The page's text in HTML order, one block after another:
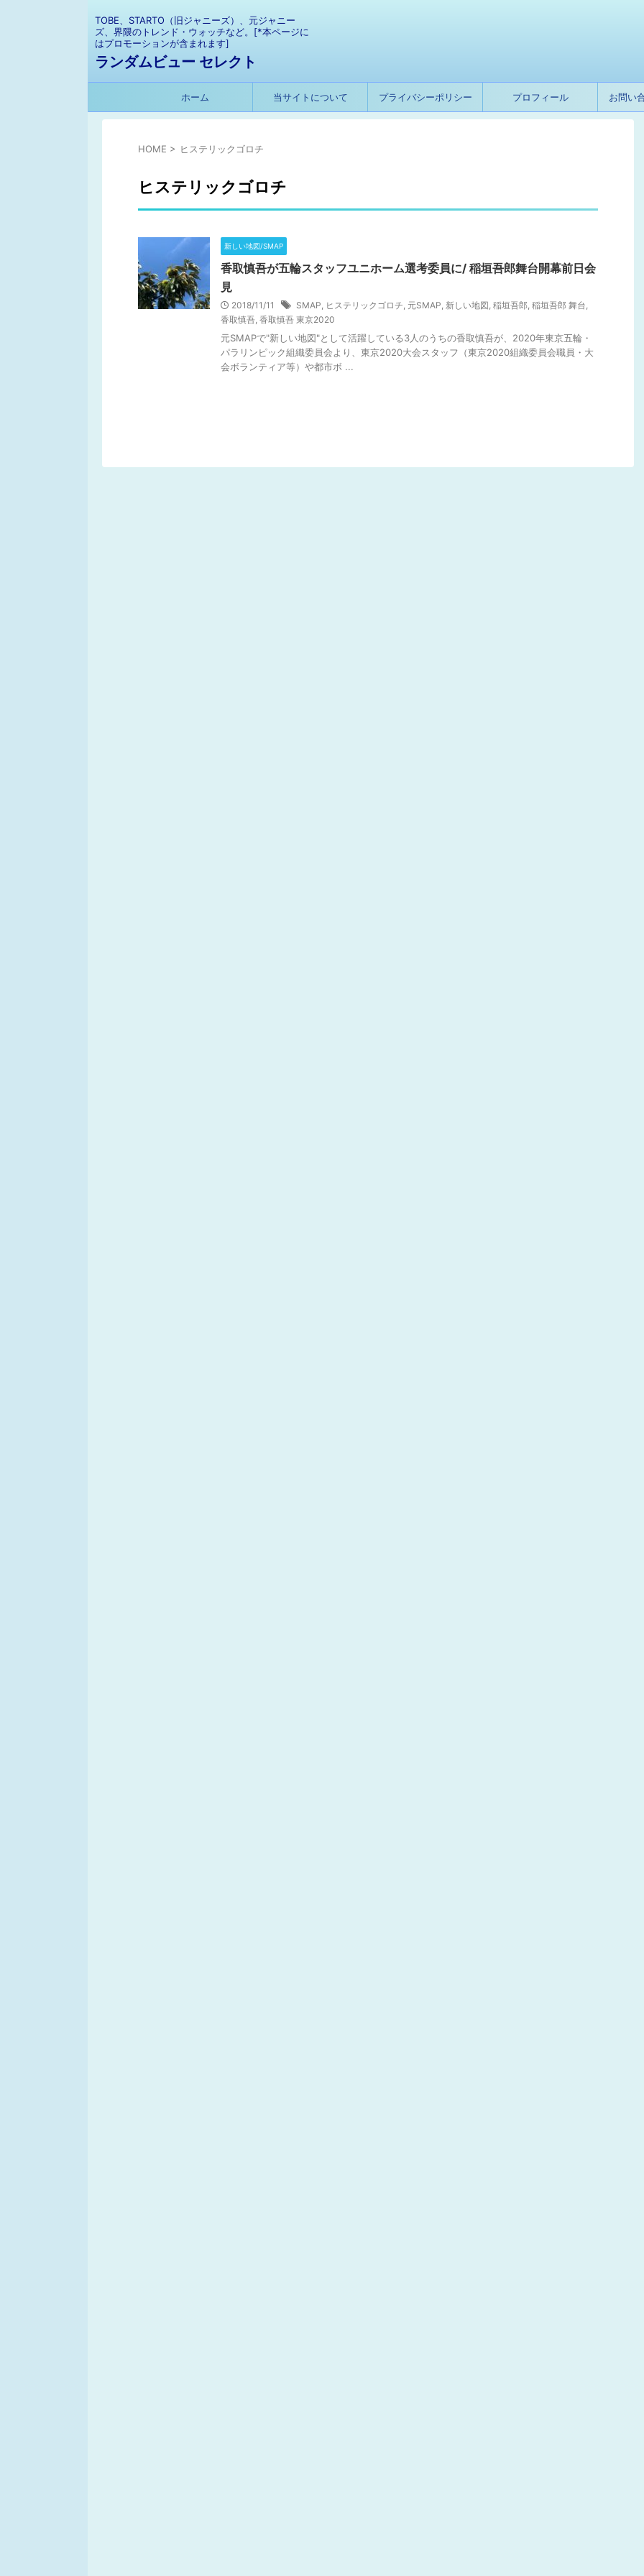
TOBE、STARTO（旧ジャニーズ）、元ジャニー
ズ、界隈のトレンド・ウォッチなど。[*本ページに
はプロモーションが含まれます]
ランダムビュー セレクト
ホーム 当サイトについて プライバシーポリシー プロフィール お問い
HOME > ヒステリックゴロチ
ヒステリックゴロチ
新しい地図/SMAP
香取慎吾が五輪スタッフユニホーム選考委員に/ 稲垣吾郎舞台開幕前日会
見
2018/11/11 SMAP, ヒステリックゴロチ, 元SMAP, 新しい地図, 稲垣吾郎, 稲垣吾郎 舞台,
香取慎吾, 香取慎吾 東京2020
元SMAPで"新しい地図"として活躍している3人のうちの香取慎吾が、2020年東京五輪・
パラリンピック組織委員会より、東京2020大会スタッフ（東京2020組織委員会職員・大
会ボランティア等）や都市ボ ...